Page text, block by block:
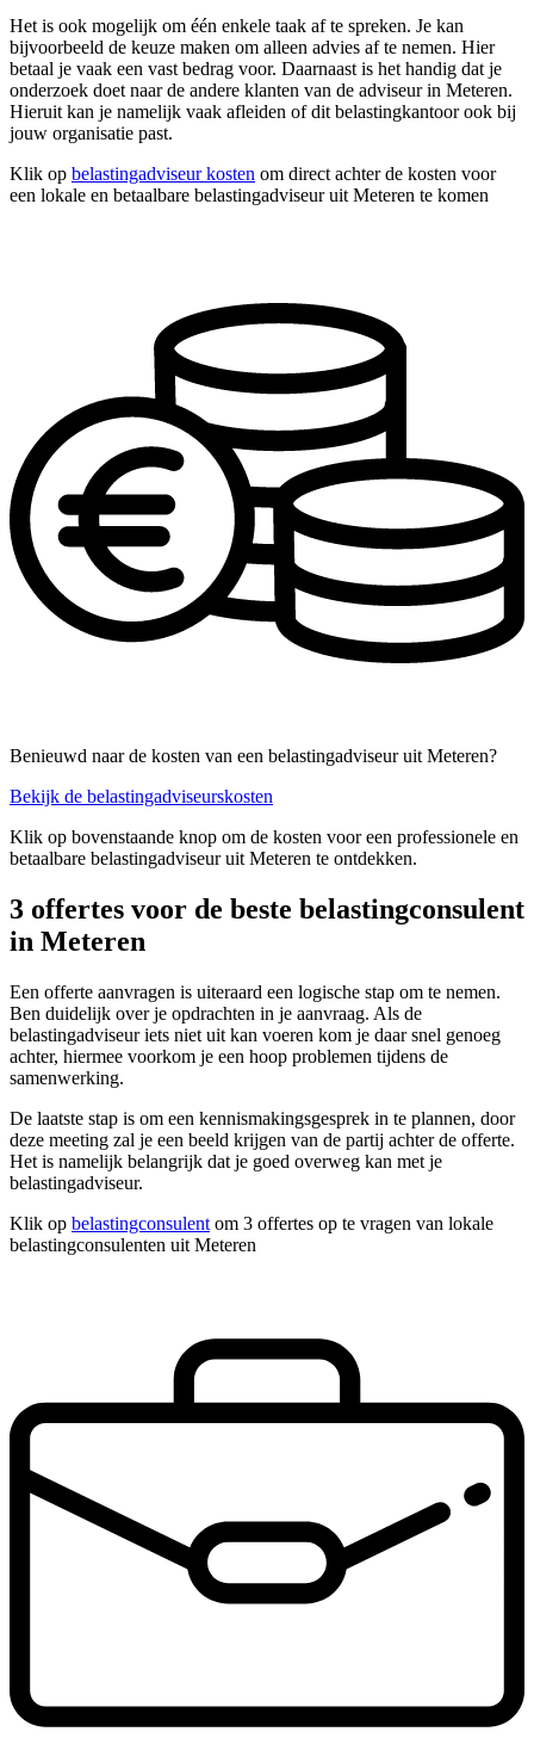
Het is ook mogelijk om één enkele taak af te spreken. Je kan
bijvoorbeeld de keuze maken om alleen advies af te nemen. Hier
betaal je vaak een vast bedrag voor. Daarnaast is het handig dat je
onderzoek doet naar de andere klanten van de adviseur in Meteren.
Hieruit kan je namelijk vaak afleiden of dit belastingkantoor ook bij
jouw organisatie past.
Klik op belastingadviseur kosten om direct achter de kosten voor
een lokale en betaalbare belastingadviseur uit Meteren te komen
Benieuwd naar de kosten van een belastingadviseur uit Meteren?
Bekijk de belastingadviseurskosten
Klik op bovenstaande knop om de kosten voor een professionele en
betaalbare belastingadviseur uit Meteren te ontdekken.
3 offertes voor de beste belastingconsulent
in Meteren
Een offerte aanvragen is uiteraard een logische stap om te nemen.
Ben duidelijk over je opdrachten in je aanvraag. Als de
belastingadviseur iets niet uit kan voeren kom je daar snel genoeg
achter, hiermee voorkom je een hoop problemen tijdens de
samenwerking.
De laatste stap is om een kennismakingsgesprek in te plannen, door
deze meeting zal je een beeld krijgen van de partij achter de offerte.
Het is namelijk belangrijk dat je goed overweg kan met je
belastingadviseur.
Klik op belastingconsulent om 3 offertes op te vragen van lokale
belastingconsulenten uit Meteren